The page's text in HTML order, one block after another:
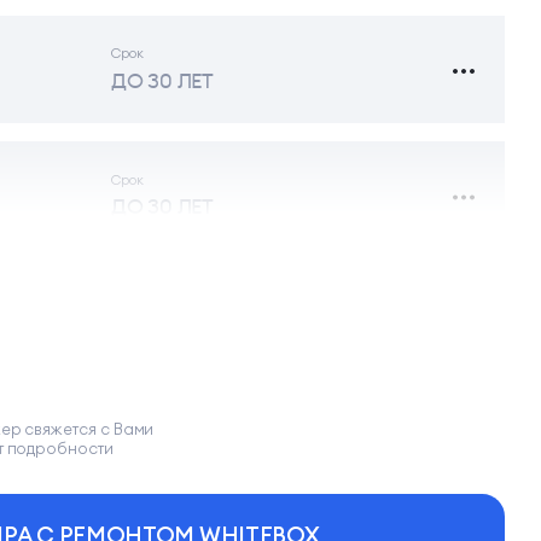
Срок
ДО 30 ЛЕТ
Срок
ДО 30 ЛЕТ
свяжется с Вами
подробности
С РЕМОНТОМ WHITEBOX